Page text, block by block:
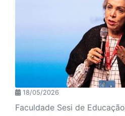
18/05/2026
Faculdade Sesi de Educação